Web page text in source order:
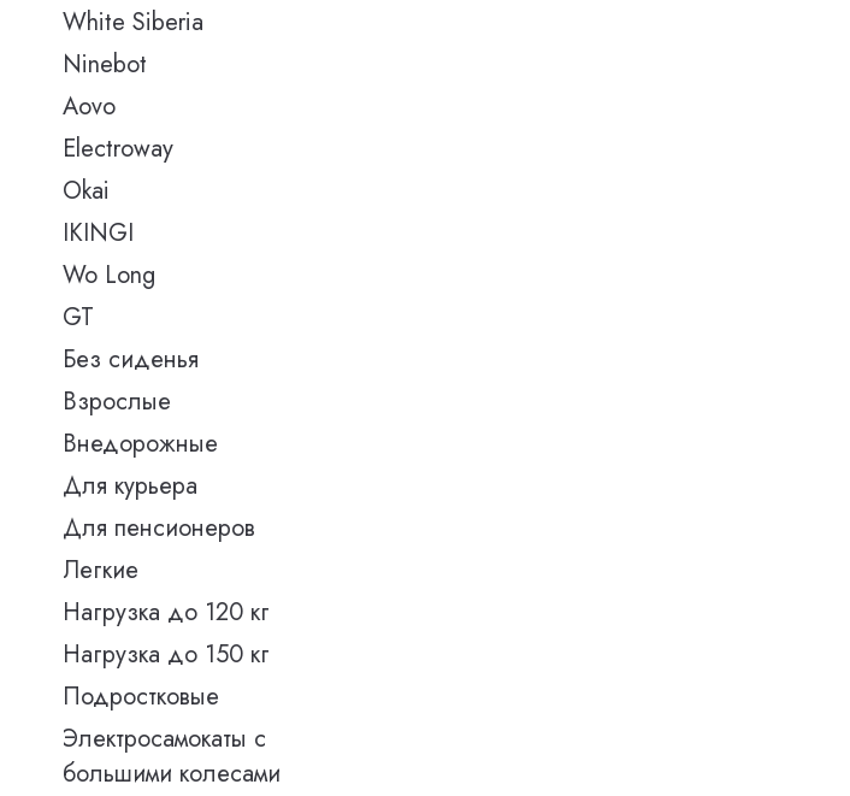
White Siberia
Ninebot
Aovo
Electroway
Okai
IKINGI
Wo Long
GT
Без сиденья
Взрослые
Внедорожные
Для курьера
Для пенсионеров
Легкие
Нагрузка до 120 кг
Нагрузка до 150 кг
Подростковые
Электросамокаты с
большими колесами